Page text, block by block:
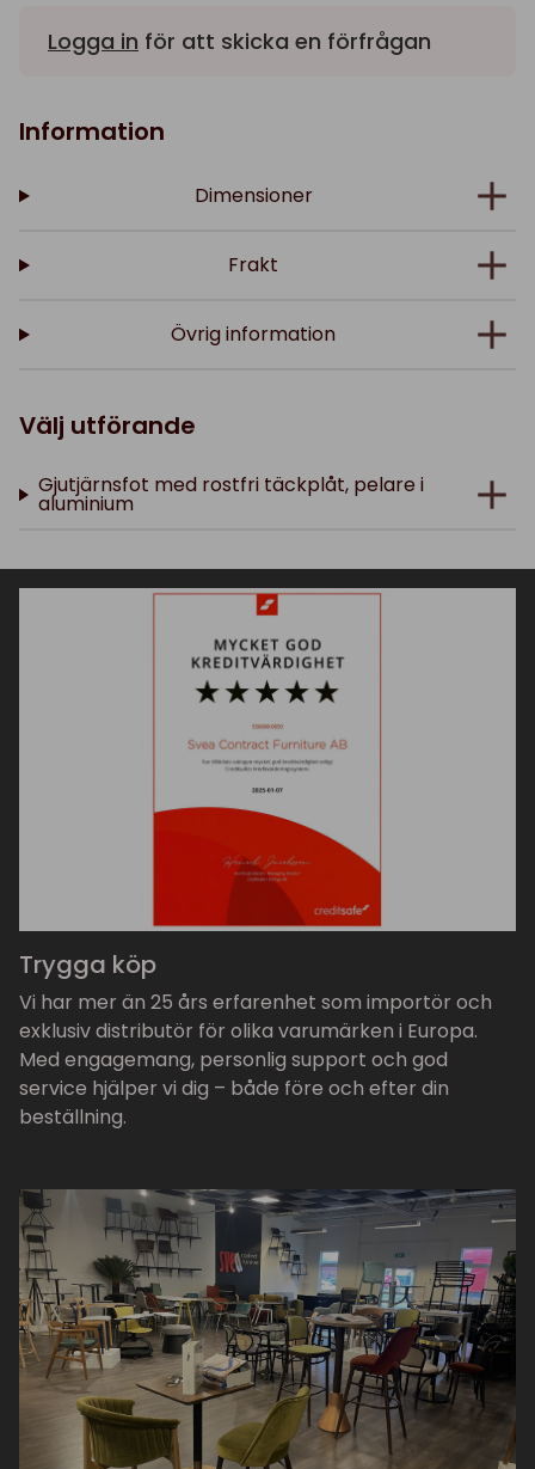
Logga in för att skicka en förfrågan
Information
Dimensioner
Frakt
Övrig information
Välj utförande
Gjutjärnsfot med rostfri täckplåt, pelare i
aluminium
Trygga köp
Vi har mer än 25 års erfarenhet som importör och
exklusiv distributör för olika varumärken i Europa.
Med engagemang, personlig support och god
service hjälper vi dig – både före och efter din
beställning.